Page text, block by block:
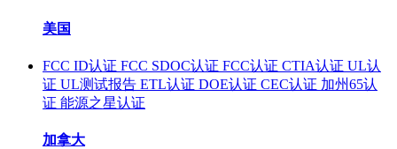
美国
FCC ID认证 FCC SDOC认证 FCC认证 CTIA认证 UL认
证 UL测试报告 ETL认证 DOE认证 CEC认证 加州65认
证 能源之星认证
加拿大